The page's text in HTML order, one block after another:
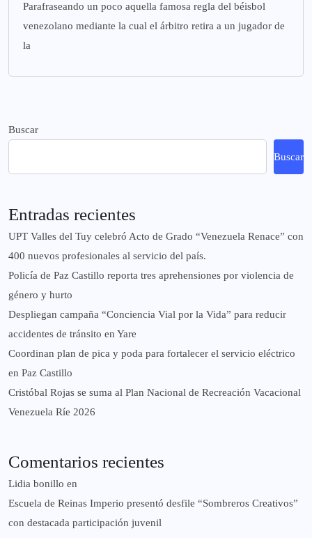
Parafraseando un poco aquella famosa regla del béisbol
venezolano mediante la cual el árbitro retira a un jugador de
la
Buscar
Buscar
Entradas recientes
UPT Valles del Tuy celebró Acto de Grado “Venezuela Renace” con
400 nuevos profesionales al servicio del país.
‎Policía de Paz Castillo reporta tres aprehensiones por violencia de
género y hurto
‎Despliegan campaña “Conciencia Vial por la Vida” para reducir
accidentes de tránsito en Yare
Coordinan plan de pica y poda para fortalecer el servicio eléctrico
en Paz Castillo
Cristóbal Rojas se suma al Plan Nacional de Recreación Vacacional
Venezuela Ríe 2026
Comentarios recientes
Lidia bonillo en
Escuela de Reinas Imperio presentó desfile “Sombreros Creativos”
con destacada participación juvenil